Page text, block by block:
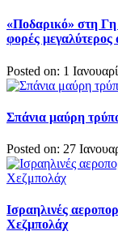
«Ποδαρικό» στη Γη
φορές μεγαλύτερος
Posted on: 1
Σπάνια μαύρη
Posted on: 27
Ισραηλινές
Χεζμπολάχ